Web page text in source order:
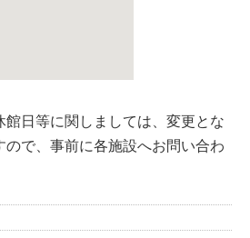
館日等に関しましては、変更とな
ので、事前に各施設へお問い合わ